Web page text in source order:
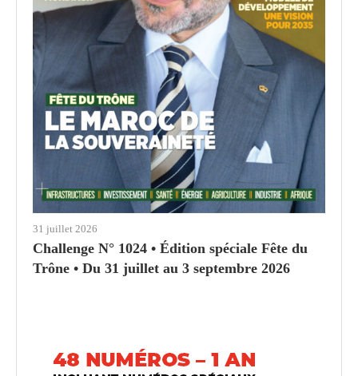
31 juillet 2026
Challenge N° 1024 • Édition spéciale Fête du
Trône • Du 31 juillet au 3 septembre 2026